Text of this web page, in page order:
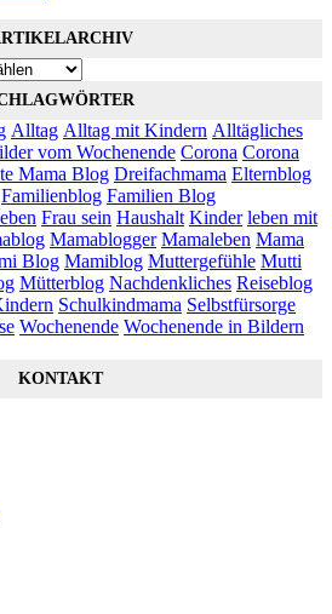
Alltag Alltag mit Kindern Alltägliches
vom Wochenende Corona Corona
Mama Blog Dreifachmama Elternblog
Familienblog Familien Blog
Frau sein Haushalt Kinder leben mit
Mamablogger Mamaleben Mama
Blog Mamiblog Muttergefühle Mutti
Mütterblog Nachdenkliches Reiseblog
Schulkindmama Selbstfürsorge
Wochenende Wochenende in Bildern
KONTAKT